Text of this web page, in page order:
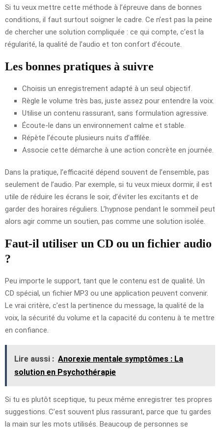
Si tu veux mettre cette méthode à l’épreuve dans de bonnes
conditions, il faut surtout soigner le cadre. Ce n’est pas la peine
de chercher une solution compliquée : ce qui compte, c’est la
régularité, la qualité de l’audio et ton confort d’écoute.
Les bonnes pratiques à suivre
Choisis un enregistrement adapté à un seul objectif.
Règle le volume très bas, juste assez pour entendre la voix.
Utilise un contenu rassurant, sans formulation agressive.
Écoute-le dans un environnement calme et stable.
Répète l’écoute plusieurs nuits d’affilée.
Associe cette démarche à une action concrète en journée.
Dans la pratique, l’efficacité dépend souvent de l’ensemble, pas
seulement de l’audio. Par exemple, si tu veux mieux dormir, il est
utile de réduire les écrans le soir, d’éviter les excitants et de
garder des horaires réguliers. L’hypnose pendant le sommeil peut
alors agir comme un soutien, pas comme une solution isolée.
Faut-il utiliser un CD ou un fichier audio
?
Peu importe le support, tant que le contenu est de qualité. Un
CD spécial, un fichier MP3 ou une application peuvent convenir.
Le vrai critère, c’est la pertinence du message, la qualité de la
voix, la sécurité du volume et la capacité du contenu à te mettre
en confiance.
Lire aussi : Anorexie mentale symptômes : La
solution en Psychothérapie
Si tu es plutôt sceptique, tu peux même enregistrer tes propres
suggestions. C’est souvent plus rassurant, parce que tu gardes
la main sur les mots utilisés. Beaucoup de personnes se